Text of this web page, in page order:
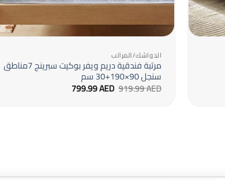
+
+
الدواشك/المراتب
مرتبة فندقية دريم ويفر بوكيت سبرينج 7مناطق
سنجل 90×190+30 سم
919.99AED السعر
الأصلي799.99AED